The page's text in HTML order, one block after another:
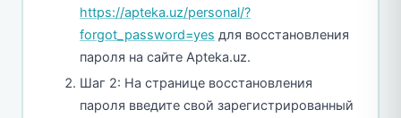
https://apteka.uz/personal/?
forgot_password=yes для восстановления
пароля на сайте Apteka.uz.
Шаг 2: На странице восстановления
пароля введите свой зарегистрированный